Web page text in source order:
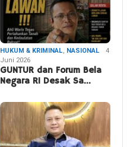
HUKUM & KRIMINAL, NASIONAL
4
Juni 2026
GUNTUR dan Forum Bela
Negara RI Desak Sa…